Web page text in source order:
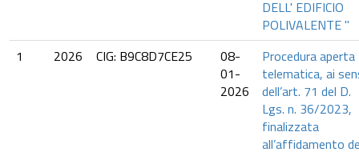
DELL' EDIFICIO
POLIVALENTE "
1
2026 CIG: B9C8D7CE25
08-
01-
2026
Procedura aperta
telematica, ai
dell’art. 71 del D.
Lgs. n. 36/2023,
finalizzata
all’affidamento